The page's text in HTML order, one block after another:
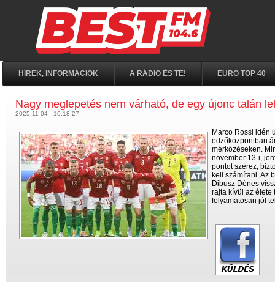
HÍREK, INFORMÁCIÓK A RÁDIÓ ÉS TE! EURO TOP 40
Nagy meglepetés nem várható, de egy újonc talán
2025-11-04 - 10:18:27
Marco Rossi idén
edzőközpontban
mérkőzéseken.
november 13-i,
pontot szerez,
kell számítani. Az
Dibusz Dénes
rajta kívül az élete
folyamatosan jól